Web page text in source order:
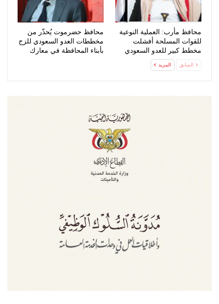
محافظ مأرب: العملية النوعية
للقوات المسلحة أفشلت
مخطط كبير للعدو السعودي
محافظ حضرموت يُحذّر من
مخططات العدو السعودي للزج
بأبناء المحافظة في معارك
السابق المزيد